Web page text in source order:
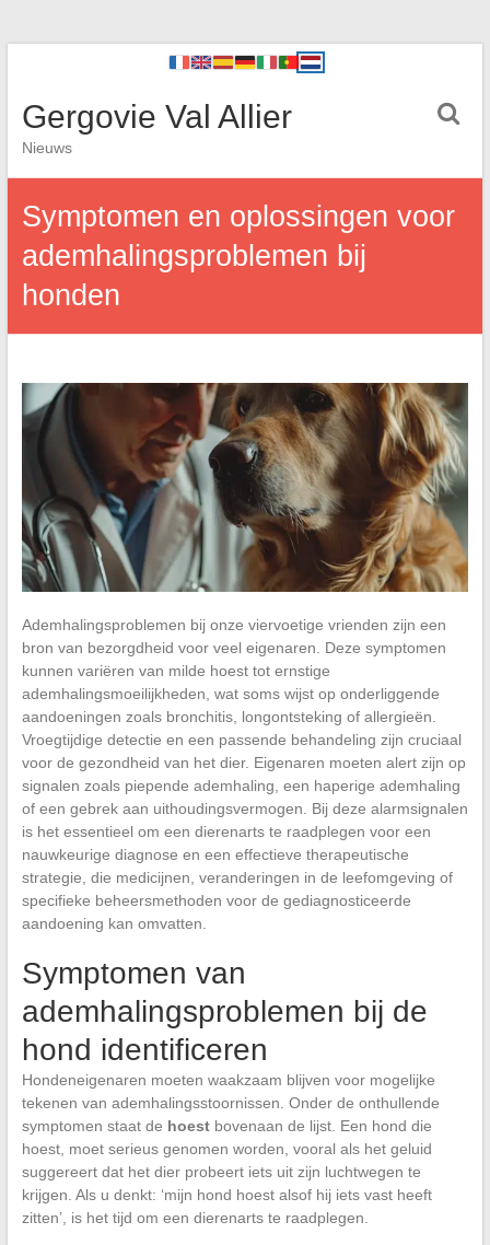
Gergovie Val Allier
Nieuws
Symptomen en oplossingen voor
ademhalingsproblemen bij
honden
Ademhalingsproblemen bij onze viervoetige vrienden zijn een
bron van bezorgdheid voor veel eigenaren. Deze symptomen
kunnen variëren van milde hoest tot ernstige
ademhalingsmoeilijkheden, wat soms wijst op onderliggende
aandoeningen zoals bronchitis, longontsteking of allergieën.
Vroegtijdige detectie en een passende behandeling zijn cruciaal
voor de gezondheid van het dier. Eigenaren moeten alert zijn op
signalen zoals piepende ademhaling, een haperige ademhaling
of een gebrek aan uithoudingsvermogen. Bij deze alarmsignalen
is het essentieel om een dierenarts te raadplegen voor een
nauwkeurige diagnose en een effectieve therapeutische
strategie, die medicijnen, veranderingen in de leefomgeving of
specifieke beheersmethoden voor de gediagnosticeerde
aandoening kan omvatten.
Symptomen van
ademhalingsproblemen bij de
hond identificeren
Hondeneigenaren moeten waakzaam blijven voor mogelijke
tekenen van ademhalingsstoornissen. Onder de onthullende
symptomen staat de hoestbovenaan de lijst. Een hond die
hoest, moet serieus genomen worden, vooral als het geluid
suggereert dat het dier probeert iets uit zijn luchtwegen te
krijgen. Als u denkt: ‘mijn hond hoest alsof hij iets vast heeft
zitten’, is het tijd om een dierenarts te raadplegen.